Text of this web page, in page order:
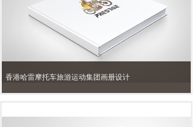
香港哈雷摩托车旅游运动集团画册设计